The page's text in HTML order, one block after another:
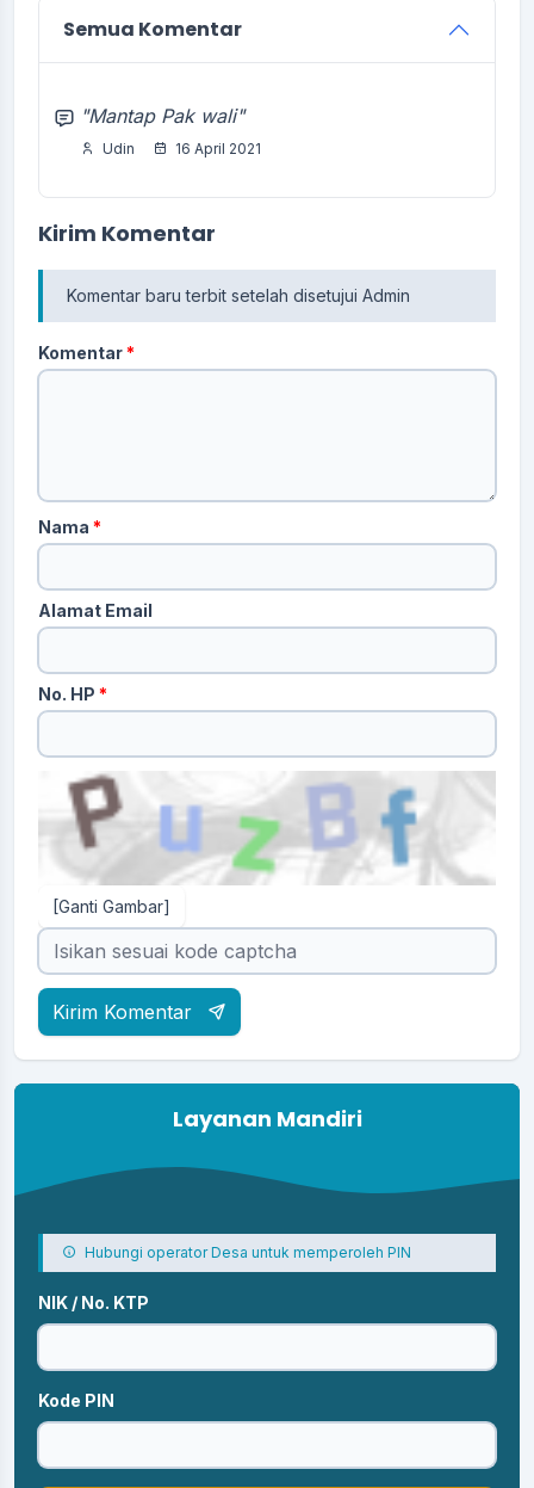
Semua Komentar
"Mantap Pak wali"
Udin 16 April 2021
Kirim Komentar
Komentar baru terbit setelah disetujui Admin
Komentar*
Nama *
Alamat Email
No. HP *
[Ganti Gambar]
Kirim Komentar
Layanan Mandiri
Hubungi operator Desa untuk memperoleh PIN
NIK / No. KTP
Kode PIN